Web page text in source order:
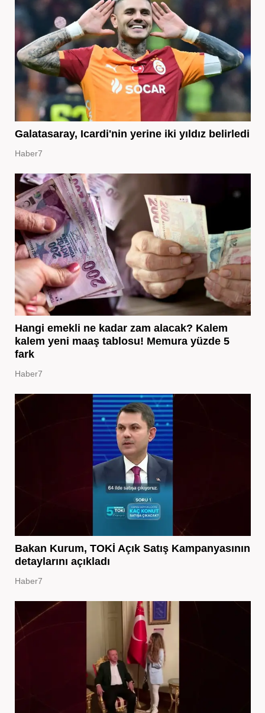
Galatasaray, Icardi'nin yerine iki yıldız belirledi
Haber7
Hangi emekli ne kadar zam alacak? Kalem
kalem yeni maaş tablosu! Memura yüzde 5
fark
Haber7
Bakan Kurum, TOKİ Açık Satış Kampanyasının
detaylarını açıkladı
Haber7